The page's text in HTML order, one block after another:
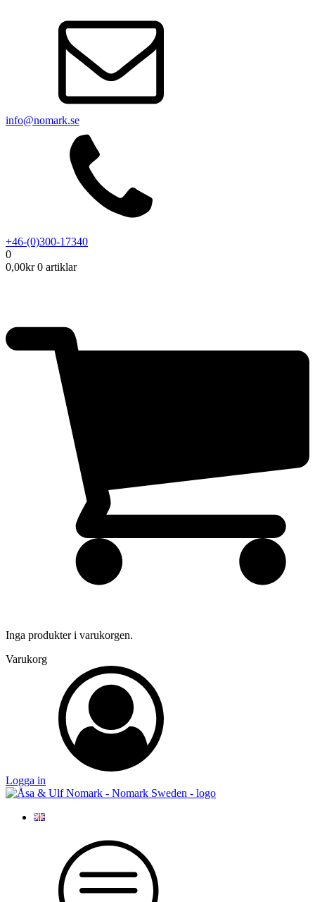
info@nomark.se
+46-(0)300-17340
0
0,00kr 0 artiklar
Inga produkter i varukorgen.
Varukorg
Logga in